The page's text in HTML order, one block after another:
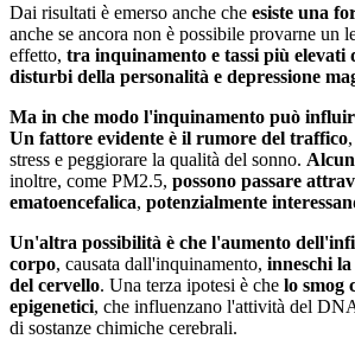
Dai risultati è emerso anche che esiste una
anche se ancora non è possibile provarne un
effetto, tra inquinamento e tassi più elevati
disturbi della personalità e depressione
Ma in che modo l'inquinamento può
Un fattore evidente è il rumore del traffico
stress e peggiorare la qualità del sonno.
inoltre, come PM2.5, possono passare
ematoencefalica, potenzialmente
Un'altra possibilità è che l'aumento
corpo, causata dall'inquinamento, inneschi
del cervello. Una terza ipotesi è che lo smog
epigenetici, che influenzano l'attività del
di sostanze chimiche cerebrali.